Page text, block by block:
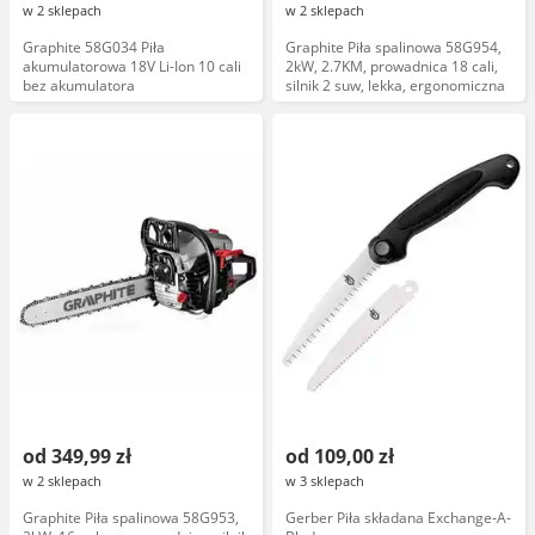
w 2 sklepach
Graphite 58G034 Piła
akumulatorowa 18V Li-Ion 10 cali
bez akumulatora
w 2 sklepach
Graphite Piła spalinowa 58G954,
2kW, 2.7KM, prowadnica 18 cali,
silnik 2 suw, lekka, ergonomiczna
od 349,99 zł
w 2 sklepach
Graphite Piła spalinowa 58G953,
od 109,00 zł
w 3 sklepach
Gerber Piła składana Exchange-A-